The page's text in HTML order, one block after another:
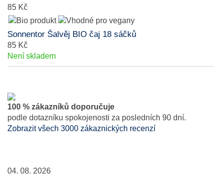
85 Kč
Sonnentor Šalvěj BIO čaj 18 sáčků
85 Kč
Není skladem
100 % zákazníků doporučuje
podle dotazníku spokojenosti za posledních 90 dní.
Zobrazit všech 3000 zákaznických recenzí
04. 08. 2026